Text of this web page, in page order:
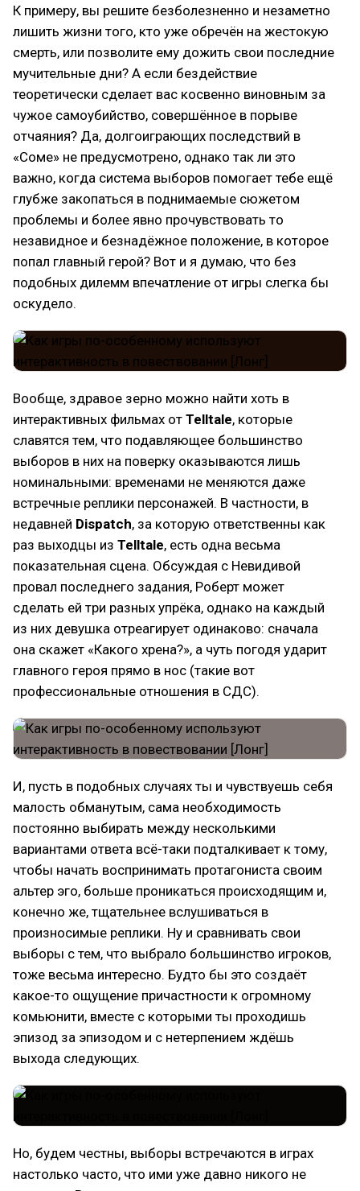
К примеру, вы решите безболезненно и незаметно
лишить жизни того, кто уже обречён на жестокую
смерть, или позволите ему дожить свои последние
мучительные дни? А если бездействие
теоретически сделает вас косвенно виновным за
чужое самоубийство, совершённое в порыве
отчаяния? Да, долгоиграющих последствий в
«Соме» не предусмотрено, однако так ли это
важно, когда система выборов помогает тебе ещё
глубже закопаться в поднимаемые сюжетом
проблемы и более явно прочувствовать то
незавидное и безнадёжное положение, в которое
попал главный герой? Вот и я думаю, что без
подобных дилемм впечатление от игры слегка бы
оскудело.
Вообще, здравое зерно можно найти хоть в
интерактивных фильмах от Telltale, которые
славятся тем, что подавляющее большинство
выборов в них на поверку оказываются лишь
номинальными: временами не меняются даже
встречные реплики персонажей. В частности, в
недавней Dispatch, за которую ответственны как
раз выходцы из Telltale, есть одна весьма
показательная сцена. Обсуждая с Невидивой
провал последнего задания, Роберт может
сделать ей три разных упрёка, однако на каждый
из них девушка отреагирует одинаково: сначала
она скажет «Какого хрена?», а чуть погодя ударит
главного героя прямо в нос (такие вот
профессиональные отношения в СДС).
И, пусть в подобных случаях ты и чувствуешь себя
малость обманутым, сама необходимость
постоянно выбирать между несколькими
вариантами ответа всё-таки подталкивает к тому,
чтобы начать воспринимать протагониста своим
альтер эго, больше проникаться происходящим и,
конечно же, тщательнее вслушиваться в
произносимые реплики. Ну и сравнивать свои
выборы с тем, что выбрало большинство игроков,
тоже весьма интересно. Будто бы это создаёт
какое-то ощущение причастности к огромному
комьюнити, вместе с которыми ты проходишь
эпизод за эпизодом и с нетерпением ждёшь
выхода следующих.
Но, будем честны, выборы встречаются в играх
настолько часто, что ими уже давно никого не